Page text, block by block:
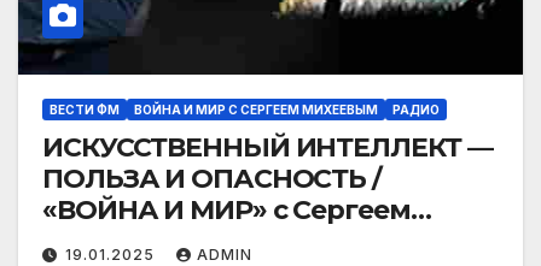
ВЕСТИ ФМ ВОЙНА И МИР С СЕРГЕЕМ МИХЕЕВЫМ РАДИО
ИСКУССТВЕННЫЙ ИНТЕЛЛЕКТ —
ПОЛЬЗА И ОПАСНОСТЬ /
«ВОЙНА И МИР» с Сергеем
Михеевым
19.01.2025 ADMIN